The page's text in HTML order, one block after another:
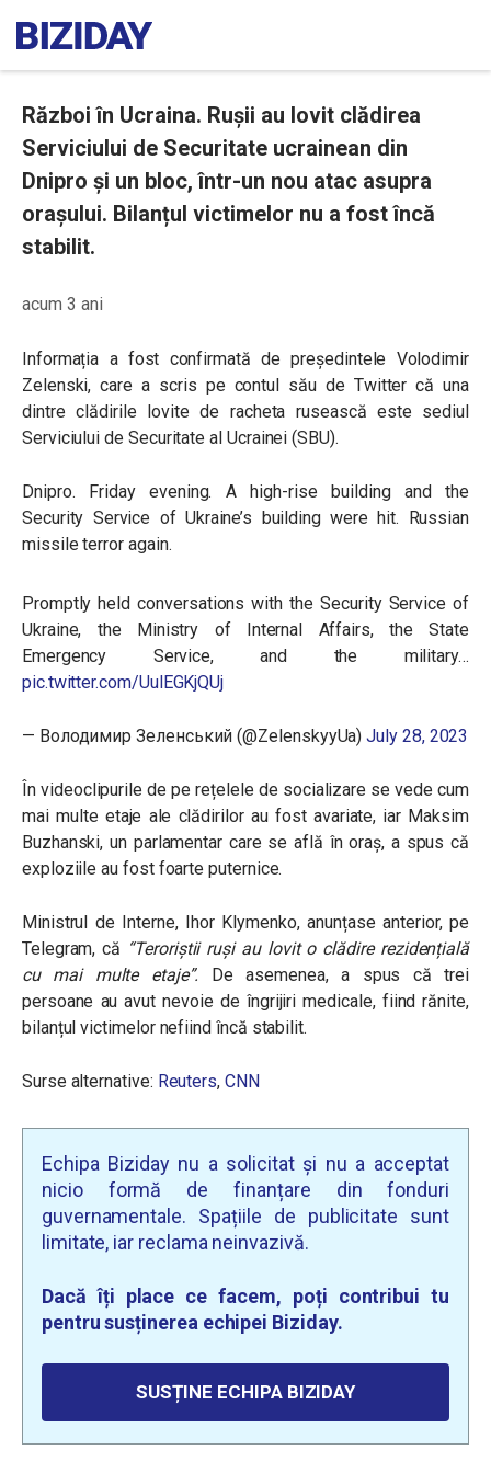
Război în Ucraina. Rușii au lovit clădirea
Serviciului de Securitate ucrainean din
Dnipro și un bloc, într-un nou atac asupra
orașului. Bilanțul victimelor nu a fost încă
stabilit.
acum 3 ani
Informația a fost confirmată de președintele Volodimir
Zelenski, care a scris pe contul său de Twitter că una
dintre clădirile lovite de racheta rusească este sediul
Serviciului de Securitate al Ucrainei (SBU).
Dnipro. Friday evening. A high-rise building and the
Security Service of Ukraine’s building were hit. Russian
missile terror again.
Promptly held conversations with the Security Service of
Ukraine, the Ministry of Internal Affairs, the State
Emergency Service, and the military…
pic.twitter.com/UulEGKjQUj
— Володимир Зеленський (@ZelenskyyUa)July 28, 2023
În videoclipurile de pe rețelele de socializare se vede cum
mai multe etaje ale clădirilor au fost avariate, iar Maksim
Buzhanski, un parlamentar care se află în oraș, a spus că
exploziile au fost foarte puternice.
Ministrul de Interne, Ihor Klymenko, anunțase anterior, pe
Telegram, că “Teroriștii ruși au lovit o clădire rezidențială
cu mai multe etaje”. De asemenea, a spus că trei
persoane au avut nevoie de îngrijiri medicale, fiind rănite,
bilanțul victimelor nefiind încă stabilit.
Surse alternative: Reuters, CNN
Echipa Biziday nu a solicitat și nu a acceptat
nicio formă de finanțare din fonduri
guvernamentale. Spațiile de publicitate sunt
limitate, iar reclama neinvazivă.
Dacă îți place ce facem, poți contribui tu
pentru susținerea echipei Biziday.
SUSȚINE ECHIPA BIZIDAY